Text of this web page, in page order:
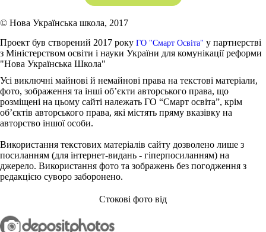
© Нова Українська школа, 2017
Проект був створений 2017 року ГО "Смарт Освіта" у партнерстві
з Міністерством освіти і науки України для комунікації реформи
"Нова Українська Школа"
Усі виключні майнові й немайнові права на текстові матеріали,
фото, зображення та інші об’єкти авторського права, що
розміщені на цьому сайті належать ГО “Смарт освіта”, крім
об’єктів авторського права, які містять пряму вказівку на
авторство іншої особи.
Використання текстових матеріалів сайту дозволено лише з
посиланням (для інтернет-видань - гіперпосиланням) на
джерело. Використання фото та зображень без погодження з
редакцією суворо заборонено.
Стокові фото від